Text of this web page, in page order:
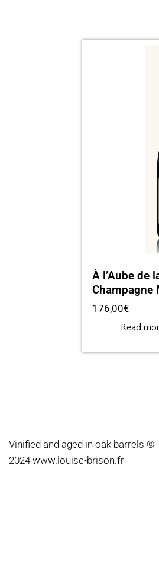
À l’Aube de
Champagne
176,00€
Read
Vinified and aged in oak barrels ©
2024www.louise-brison.fr